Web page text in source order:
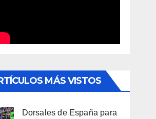
MÁS VISTOS
Dorsales de España para